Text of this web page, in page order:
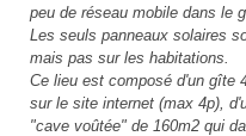
peu de réseau mobile dans le
Les seuls panneaux solaires
mais pas sur les habitations.
Ce lieu est composé d'un gîte
sur le site internet (max 4p),
"cave voûtée" de 160m2 qui